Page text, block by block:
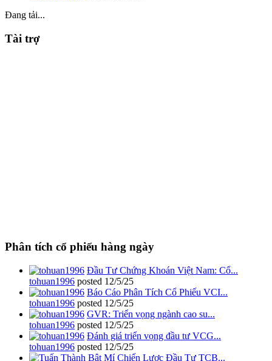
Đang tải...
Tài trợ
Phân tích cổ phiếu hàng ngày
Đầu Tư Chứng Khoán Việt Nam: Cổ...
tohuan1996 posted 12/5/25
Báo Cáo Phân Tích Cổ Phiếu VCI...
tohuan1996 posted 12/5/25
GVR: Triển vọng ngành cao su...
tohuan1996 posted 12/5/25
Đánh giá triển vọng đầu tư VCG...
tohuan1996 posted 12/5/25
Bật Mí Chiến Lược Đầu Tư TCB...